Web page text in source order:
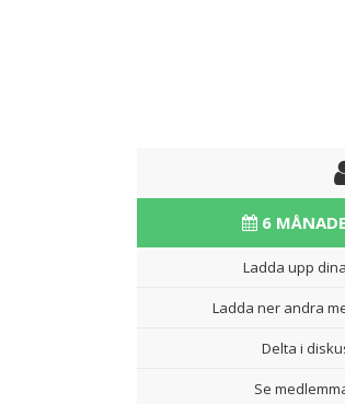
6
Ladda upp
Ladda ner andra
Delta i
Se